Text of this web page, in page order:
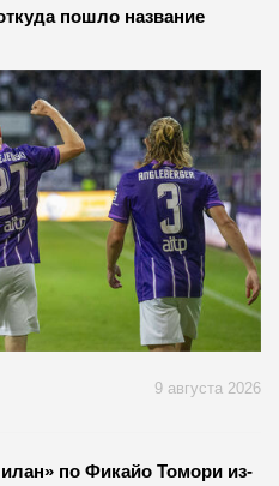
пошло название
9 августа 2026
по Фикайо Томори из-